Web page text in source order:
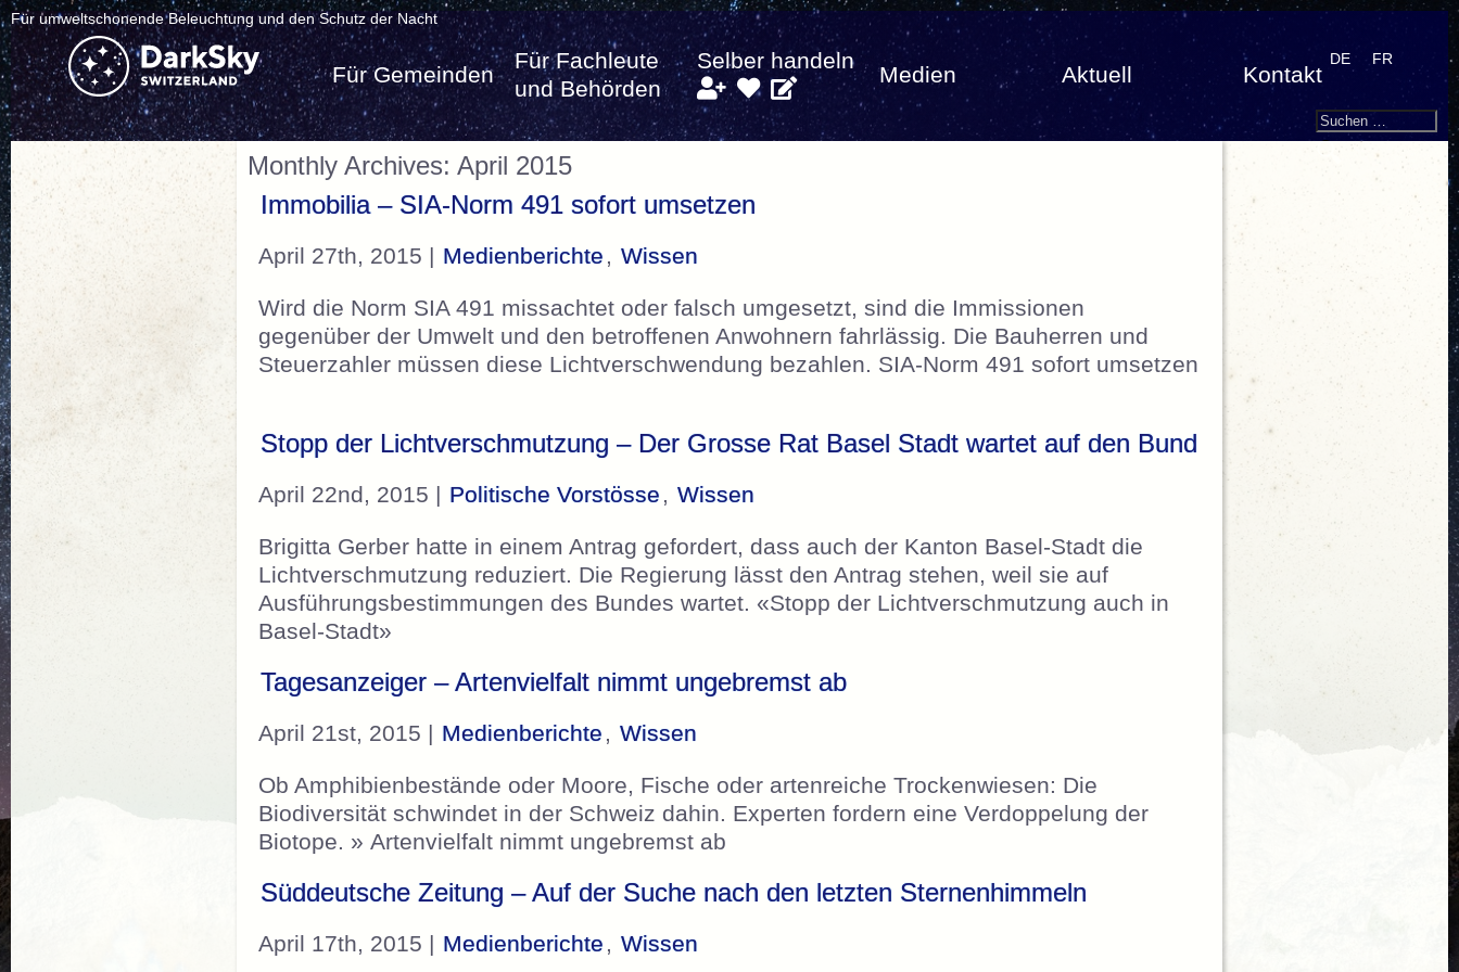
Für umweltschonende Beleuchtung und den Schutz der Nacht
Für Gemeinden
Für Fachleute
und Behörden
Selber handeln
Medien Aktuell Kontakt
DE FR
Search
Suchen
Monthly Archives: April 2015
Immobilia – SIA-Norm 491 sofort umsetzen
April 27th, 2015 | Medienberichte , Wissen
Wird die Norm SIA 491 missachtet oder falsch umgesetzt, sind die Immissionen
gegenüber der Umwelt und den betroffenen Anwohnern fahrlässig. Die Bauherren und
Steuerzahler müssen diese Lichtverschwendung bezahlen. SIA-Norm 491 sofort umsetzen
Stopp der Lichtverschmutzung – Der Grosse Rat Basel Stadt wartet auf den Bund
April 22nd, 2015 | Politische Vorstösse , Wissen
Brigitta Gerber hatte in einem Antrag gefordert, dass auch der Kanton Basel-Stadt die
Lichtverschmutzung reduziert. Die Regierung lässt den Antrag stehen, weil sie auf
Ausführungsbestimmungen des Bundes wartet. «Stopp der Lichtverschmutzung auch in
Basel-Stadt»
Tagesanzeiger – Artenvielfalt nimmt ungebremst ab
April 21st, 2015 | Medienberichte , Wissen
Ob Amphibienbestände oder Moore, Fische oder artenreiche Trockenwiesen: Die
Biodiversität schwindet in der Schweiz dahin. Experten fordern eine Verdoppelung der
Biotope. » Artenvielfalt nimmt ungebremst ab
Süddeutsche Zeitung – Auf der Suche nach den letzten Sternenhimmeln
April 17th, 2015 | Medienberichte , Wissen